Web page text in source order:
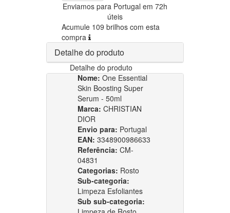
Enviamos para Portugal em 72h
úteis
Acumule 109 brilhos com esta
compra
Detalhe do produto
Detalhe do produto
Nome: One Essential
Skin Boosting Super
Serum - 50ml
Marca: CHRISTIAN
DIOR
Envio para: Portugal
EAN: 3348900986633
Referência: CM-
04831
Categorias: Rosto
Sub-categoria:
Limpeza Esfoliantes
Sub sub-categoria: